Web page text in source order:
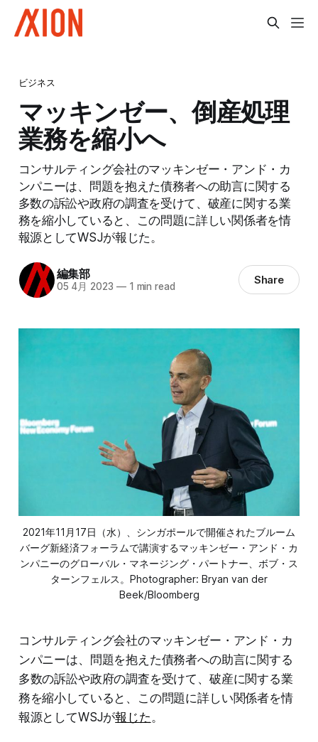
ビジネス
マッキンゼー、倒産処理
業務を縮小へ
コンサルティング会社のマッキンゼー・アンド・カ
ンパニーは、問題を抱えた債務者への助言に関する
多数の訴訟や政府の調査を受けて、破産に関する業
務を縮小していると、この問題に詳しい関係者を情
報源としてWSJが報じた。
編集部
05 4月 2023 —1 min read Share
2021年11月17日（水）、シンガポールで開催されたブルーム
バーグ新経済フォーラムで講演するマッキンゼー・アンド・カ
ンパニーのグローバル・マネージング・パートナー、ボブ・ス
ターンフェルス。Photographer: Bryan van der
Beek/Bloomberg
コンサルティング会社のマッキンゼー・アンド・カ
ンパニーは、問題を抱えた債務者への助言に関する
多数の訴訟や政府の調査を受けて、破産に関する業
務を縮小していると、この問題に詳しい関係者を情
報源としてWSJが報じた。